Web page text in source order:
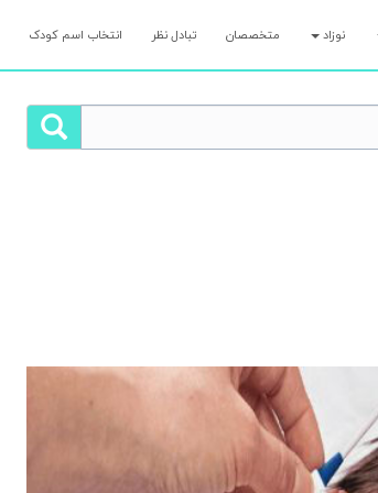
نوزاد متخصصان تبادل نظر انتخاب اسم کودک